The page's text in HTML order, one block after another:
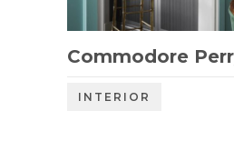
Commodore
INTERIOR